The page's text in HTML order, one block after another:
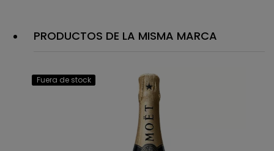
PRODUCTOS DE LA MISMA MARCA
Fuera de stock